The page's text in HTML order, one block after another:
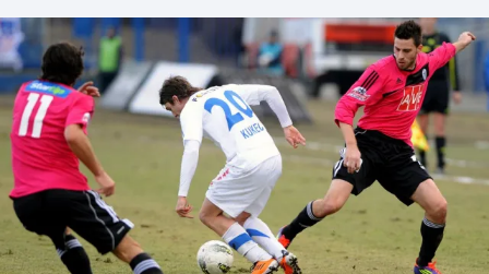
Cyklistika
DALŠÍ SPORTY
Americký fotbal
Baseball a softbal
Basketbal
NEPŘEHLÉDNĚTE
Soutěže
Historické návraty